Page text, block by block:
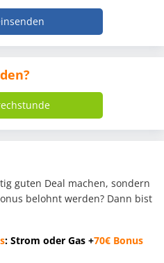
guten Deal machen, sondern
belohnt werden? Dann bist
: Strom oder Gas +70€ Bonus